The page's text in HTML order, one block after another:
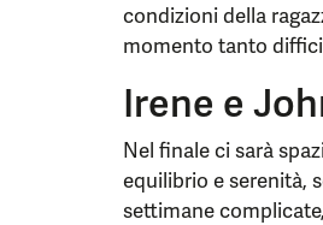
condizioni della
momento tanto
Irene e
Nel finale ci sarà
equilibrio e serenità,
settimane